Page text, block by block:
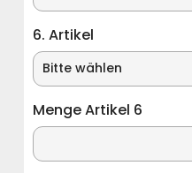
6. Artikel
Menge Artikel 6